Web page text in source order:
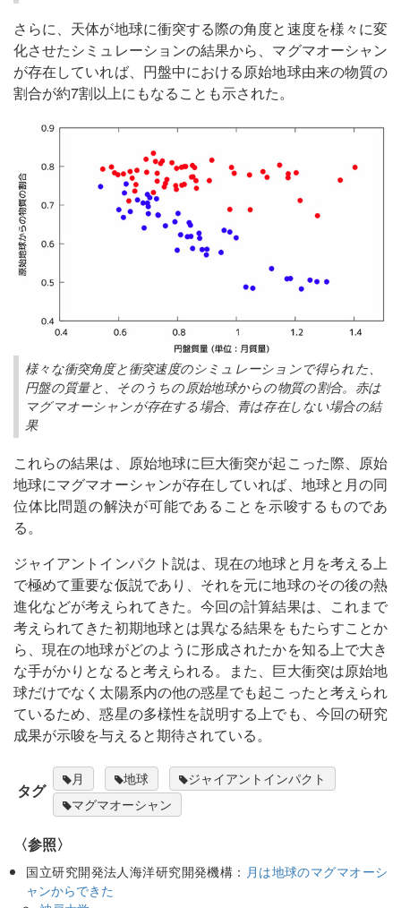
さらに、天体が地球に衝突する際の角度と速度を様々に変
化させたシミュレーションの結果から、マグマオーシャン
が存在していれば、円盤中における原始地球由来の物質の
割合が約7割以上にもなることも示された。
様々な衝突角度と衝突速度のシミュレーションで得られた、
円盤の質量と、そのうちの原始地球からの物質の割合。赤は
マグマオーシャンが存在する場合、青は存在しない場合の結
果
これらの結果は、原始地球に巨大衝突が起こった際、原始
地球にマグマオーシャンが存在していれば、地球と月の同
位体比問題の解決が可能であることを示唆するものであ
る。
ジャイアントインパクト説は、現在の地球と月を考える上
で極めて重要な仮説であり、それを元に地球のその後の熱
進化などが考えられてきた。今回の計算結果は、これまで
考えられてきた初期地球とは異なる結果をもたらすことか
ら、現在の地球がどのように形成されたかを知る上で大き
な手がかりとなると考えられる。また、巨大衝突は原始地
球だけでなく太陽系内の他の惑星でも起こったと考えられ
ているため、惑星の多様性を説明する上でも、今回の研究
成果が示唆を与えると期待されている。
タグ
月 地球
ジャイアントインパクト
マグマオーシャン
〈参照〉
国立研究開発法人海洋研究開発機構： 月は地球のマグマオーシ
ャンからできた